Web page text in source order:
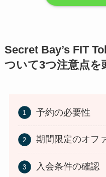
Secret Bay’s FIT
ついて3つ注意点を
予約の必要性
期間限定のオフ
入会条件の確認